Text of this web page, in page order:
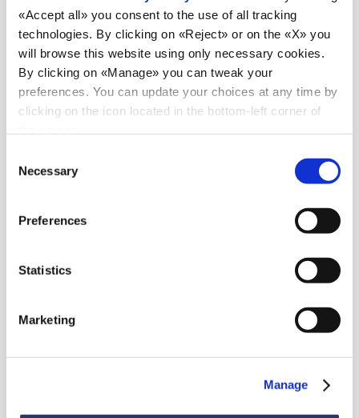
«Accept all» you consent to the use of all tracking
technologies. By clicking on «Reject» or on the «X» you
will browse this website using only necessary cookies.
By clicking on «Manage» you can tweak your
preferences. You can update your choices at any time by
clicking on the icon located in the bottom-left corner of
Selection
Necessary
Preferences
Statistics
Marketing
Manage